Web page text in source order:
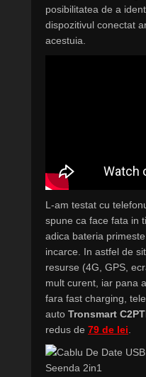
posibilitatea de a
dispozitivul conectat
acestuia.
L-am testat cu
spune ca face fata in
adica bateria
incarce. In astfel de
resurse (4G, GPS,
mult curent, iar pana
fara fast charging,
auto Tronsmart
redus de 79 de lei